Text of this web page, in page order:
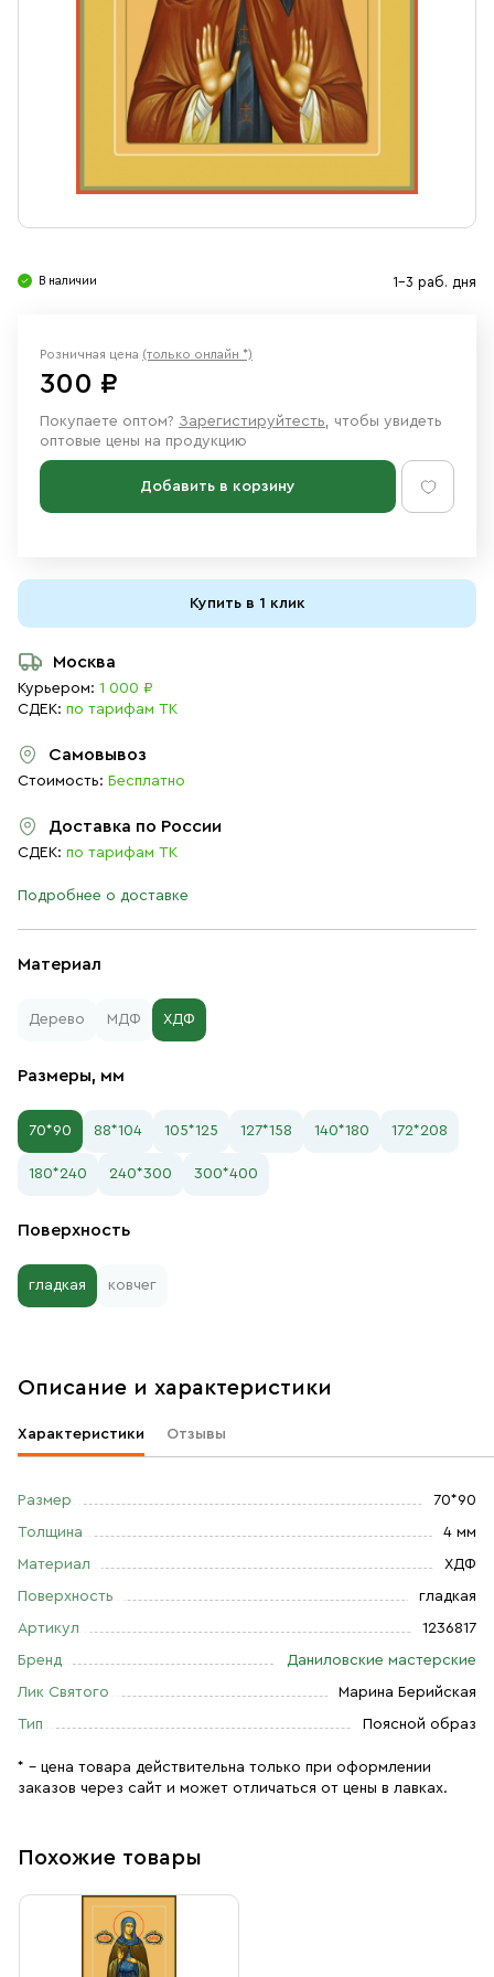
Ювелирные изделия
В наличии 1-3 раб. дня
Материал
Дерево МДФ ХДФ
Размеры, мм
70*90 88*104 105*125 127*158 140*180 172*208
180*240 240*300 300*400
Поверхность
гладкая ковчег
Розничная цена (только онлайн *)
300 ₽
Покупаете оптом? Зарегистируйтесть, чтобы увидеть
оптовые цены на продукцию
Добавить в корзину
Купить в 1 клик
Москва
Курьером: 1 000 ₽
СДЕК: по тарифам ТК
Самовывоз
Стоимость: Бесплатно
Доставка по России
СДЕК: по тарифам ТК
Подробнее о доставке
Описание и характеристики
Характеристики Отзывы
Размер 70*90
Толщина 4 мм
Материал ХДФ
Поверхность гладкая
Артикул 1236817
Бренд Даниловские мастерские
Лик Святого Марина Берийская
Тип Поясной образ
* – цена товара действительна только при оформлении
заказов через сайт и может отличаться от цены в лавках.
Похожие товары